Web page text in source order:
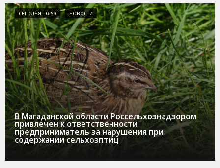
СЕГОДНЯ, 10:59 НОВОСТИ
В Магаданской области Россельхознадзором
привлечен к ответственности
предприниматель за нарушения при
содержании сельхозптиц